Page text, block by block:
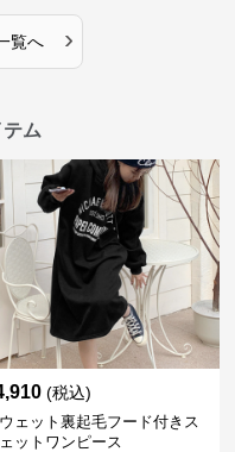
覧へ ›
ム
(税込)
ェット裏起毛フード付きス
ットワンピース